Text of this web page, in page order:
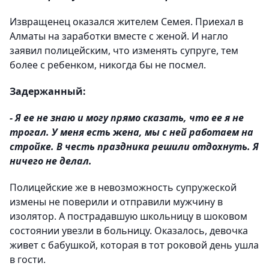
Извращенец оказался жителем Семея. Приехал в
Алматы на заработки вместе с женой. И нагло
заявил полицейским, что изменять супруге, тем
более с ребенком, никогда бы не посмел.
Задержанный:
- Я ее не знаю и могу прямо сказать, что ее я не
трогал. У меня есть жена, мы с ней работаем на
стройке. В честь праздника решили отдохнуть. Я
ничего не делал.
Полицейские же в невозможность супружеской
измены не поверили и отправили мужчину в
изолятор. А пострадавшую школьницу в шоковом
состоянии увезли в больницу. Оказалось, девочка
живет с бабушкой, которая в тот роковой день ушла
в гости.